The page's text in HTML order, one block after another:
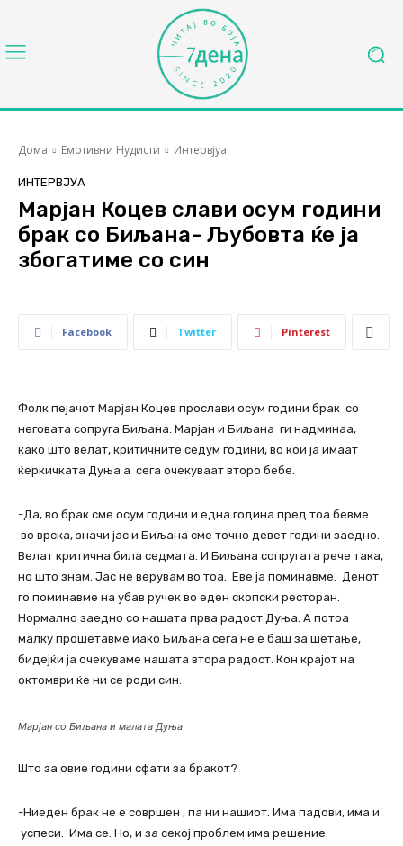
Дома Емотивни Нудисти Интервјуа
ИНТЕРВЈУА
Марјан Коцев слави осум години
брак со Биљана- Љубовта ќе ја
збогатиме со син
Facebook Twitter Pinterest
Фолк пејачот Марјан Коцев прослави осум години брак со
неговата сопруга Биљана. Марјан и Биљана ги надминаа,
како што велат, критичните седум години, во кои ја имаат
ќеркичката Дуња а сега очекуваат второ бебе.
-Да, во брак сме осум години и една година пред тоа бевме
во врска, значи јас и Биљана сме точно девет години заедно.
Велат критична била седмата. И Биљана сопругата рече така,
но што знам. Јас не верувам во тоа. Еве ја поминавме. Денот
го поминавме на убав ручек во еден скопски ресторан.
Нормално заедно со нашата прва радост Дуња. А потоа
малку прошетавме иако Биљана сега не е баш за шетање,
бидејќи ја очекуваме нашата втора радост. Кон крајот на
октомври ќе ни се роди син.
Марјан со Биљана и малата Дуња
Што за овие години сфати за бракот?
-Ниеден брак не е совршен , па ни нашиот. Има падови, има и
успеси. Има се. Но, и за секој проблем има решение.